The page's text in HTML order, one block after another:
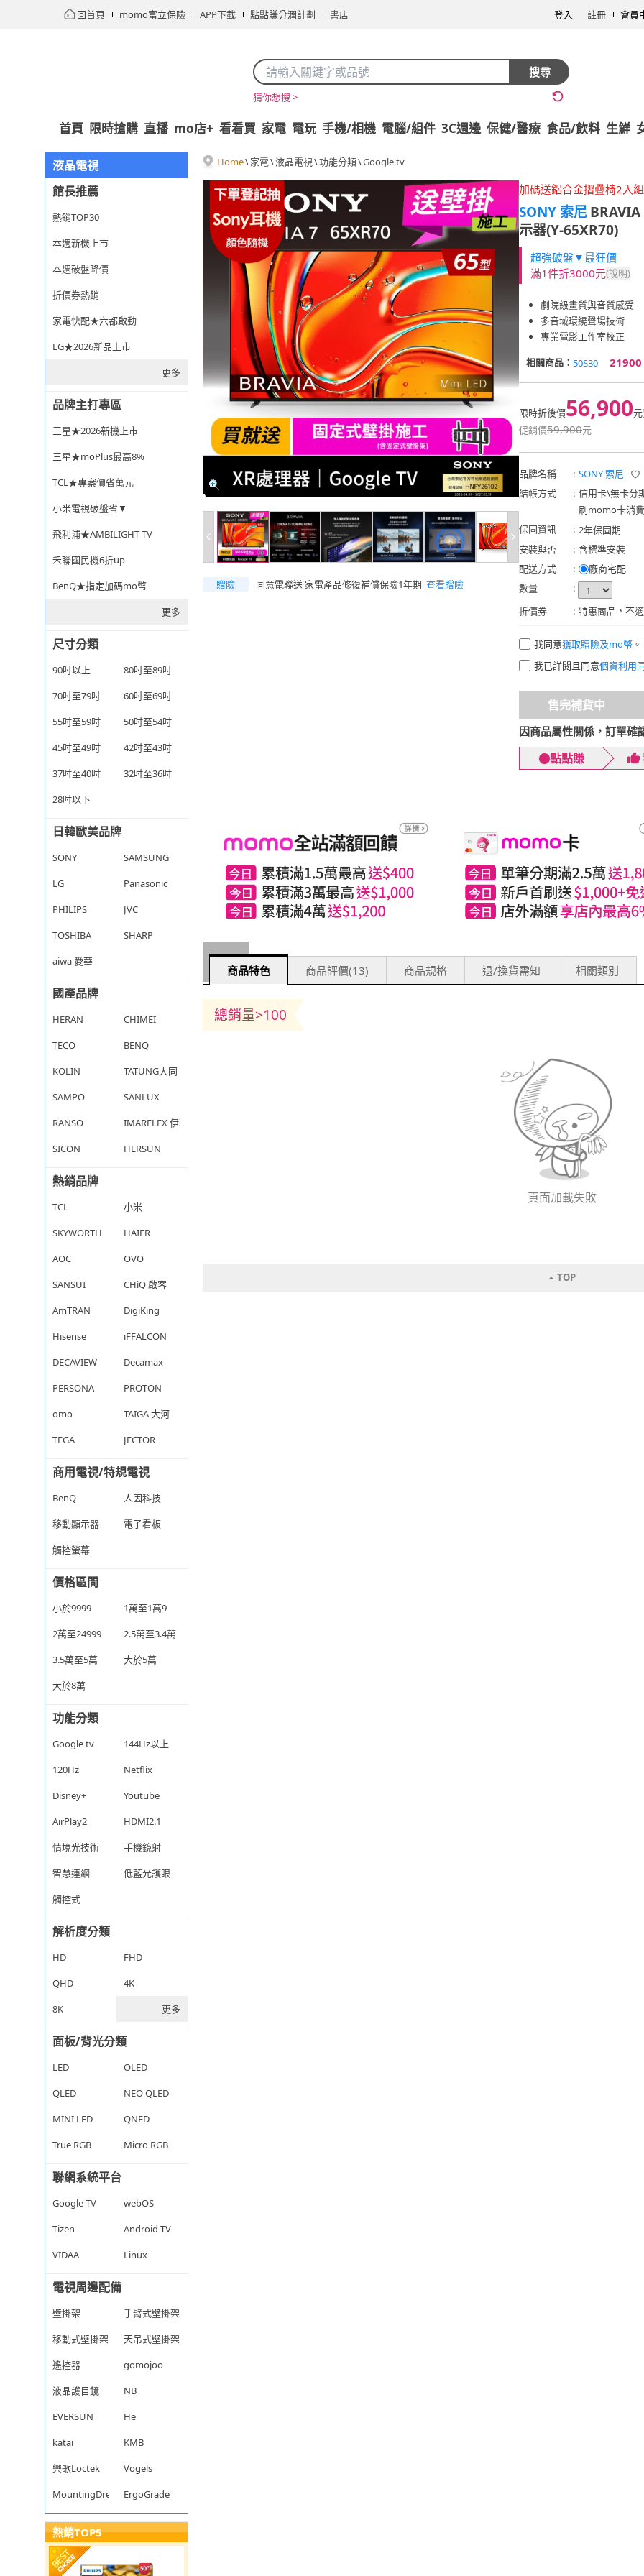
回首頁 momo富立保險 APP下載 點點賺分潤計劃 書店 登入 註冊 會員
搜尋
猜你想搜 >
首頁 限時搶購 直播 mo店+ 看看買 家電 電玩 手機/相機 電腦/組件 3C週邊 保健/醫療 食品/飲料 生鮮
液晶電視
館長推薦
熱銷TOP30
本週新機上市
本週破盤降價
折價券熱銷
家電快配★六都啟動
LG★2026新品上市
更多
品牌主打專區
三星★2026新機上市
三星★moPlus最高8%
TCL★專案價省萬元
小米電視破盤省▼
飛利浦★AMBILIGHT TV
禾聯國民機6折up
BenQ★指定加碼mo幣
更多
尺寸分類
90吋以上
80吋至89吋
70吋至79吋
60吋至69吋
55吋至59吋
50吋至54吋
45吋至49吋
42吋至43吋
37吋至40吋
32吋至36吋
28吋以下
日韓歐美品牌
SONY
SAMSUNG
LG
Panasonic
PHILIPS
JVC
TOSHIBA
SHARP
aiwa 愛華
國產品牌
HERAN
CHIMEI
TECO
BENQ
KOLIN
TATUNG大同
SAMPO
SANLUX
RANSO
IMARFLEX 伊瑪
SICON
HERSUN
熱銷品牌
TCL
小米
SKYWORTH
HAIER
AOC
OVO
SANSUI
CHiQ 啟客
AmTRAN
DigiKing
Hisense
iFFALCON
DECAVIEW
Decamax
PERSONA
PROTON
omo
TAIGA 大河
TEGA
JECTOR
商用電視/特規電視
BenQ
人因科技
移動顯示器
電子看板
觸控螢幕
價格區間
小於9999
1萬至1萬9
2萬至24999
2.5萬至3.4萬
3.5萬至5萬
大於5萬
大於8萬
功能分類
Google tv
144Hz以上
120Hz
Netflix
Disney+
Youtube
AirPlay2
HDMI2.1
情境光技術
手機鏡射
智慧連網
低藍光護眼
觸控式
解析度分類
HD
FHD
QHD
4K
8K
更多
面板/背光分類
LED
OLED
QLED
NEO QLED
MINI LED
QNED
True RGB
Micro RGB
聯網系統平台
Google TV
webOS
Tizen
Android TV
VIDAA
Linux
電視周邊配備
壁掛架
手臂式壁掛架
移動式壁掛架
天吊式壁掛架
遙控器
gomojoo
液晶護目鏡
NB
EVERSUN
He
katai
KMB
樂歌Loctek
Vogels
MountingDream ErgoGrade
熱銷TOP5
Home\家電\液晶電視\功能分類\Google tv
贈險 同意電聯送 家電產品修復補償保險1年期 查看贈險
加碼送鋁合金摺疊椅2入
SONY 索尼
示器(Y-65XR70)
超強破盤▼最狂價
滿1件折3000元(說明)
劇院級畫質與音質感受
多音域環繞聲場技術
專業電影工作室校正
相關商品： 50S30 21900
限時折後價56,900元
促銷價59,900元
品牌名稱 : SONY 索尼
結帳方式
: 信用卡\無卡分
刷momo卡消
保固資訊
: 2年保固期
安裝與否
: 含標準安裝
配送方式
:
廠商宅配
數量
:
折價券
: 特惠商品，不
我同意獲取贈險及mo幣 。
我已詳閱且同意個資利用
售完補貨中
因商品屬性關係，訂單確
點點賺
商品特色 商品評價(13) 商品規格 退/換貨需知 相關類別
總銷量>100
頁面加載失敗
TOP